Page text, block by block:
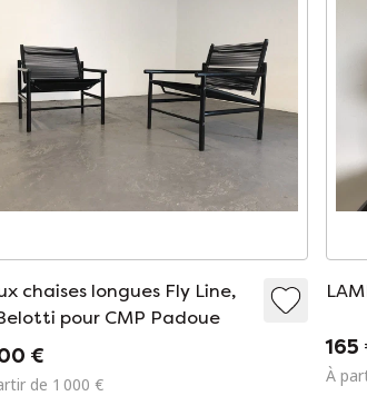
chaises longues Fly Line,
pour CMP Padoue
€
de 1 000 €
165
À